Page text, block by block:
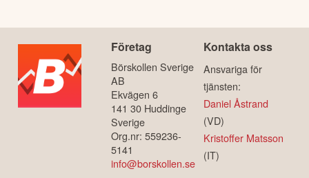
Företag
Börskollen Sverige
AB
Ekvägen 6
141 30 Huddinge
Sverige
Org.nr: 559236-
5141
info@borskollen.se
Kontakta oss
Ansvariga för
tjänsten:
Daniel Åstrand
(VD)
Kristoffer Matsson
(IT)